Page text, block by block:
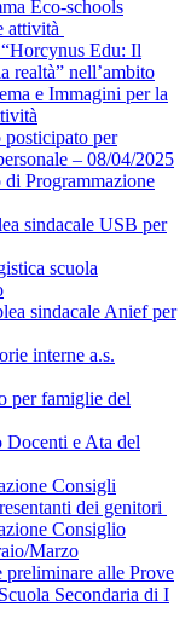
Eco-schools
attività
Edu: Il
realtà” nell’ambito
e Immagini per la
per
– 08/04/2025
Programmazione
sindacale USB per
scuola
sindacale Anief per
interne a.s.
per famiglie del
Docenti e Ata del
Consigli
dei genitori
Consiglio
Marzo
alle Prove
Secondaria di I